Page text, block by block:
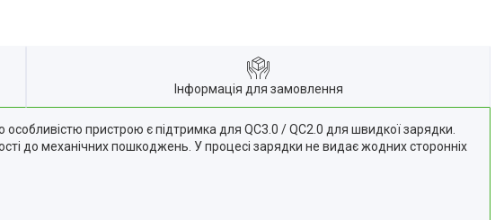
Інформація для замовлення
пристрою є підтримка для QC3.0 / QC2.0 для швидкої зарядки.
до механічних пошкоджень. У процесі зарядки не видає жодних сторонніх